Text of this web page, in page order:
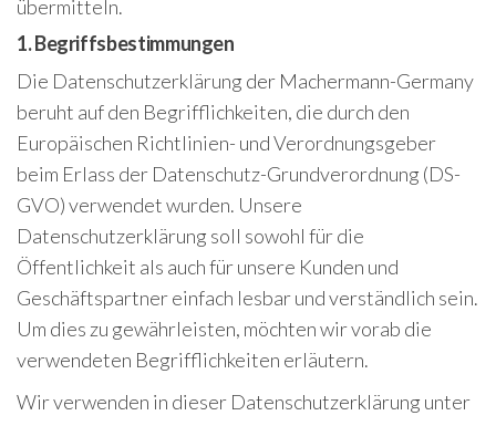
übermitteln.
1. Begriffsbestimmungen
Die Datenschutzerklärung der Machermann-Germany
beruht auf den Begrifflichkeiten, die durch den
Europäischen Richtlinien- und Verordnungsgeber
beim Erlass der Datenschutz-Grundverordnung (DS-
GVO) verwendet wurden. Unsere
Datenschutzerklärung soll sowohl für die
Öffentlichkeit als auch für unsere Kunden und
Geschäftspartner einfach lesbar und verständlich sein.
Um dies zu gewährleisten, möchten wir vorab die
verwendeten Begrifflichkeiten erläutern.
Wir verwenden in dieser Datenschutzerklärung unter